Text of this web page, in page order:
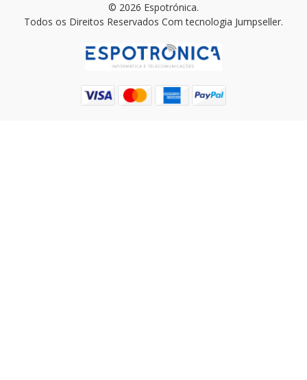
© 2026 Espotrónica.
Todos os Direitos Reservados Com tecnologia Jumpseller.